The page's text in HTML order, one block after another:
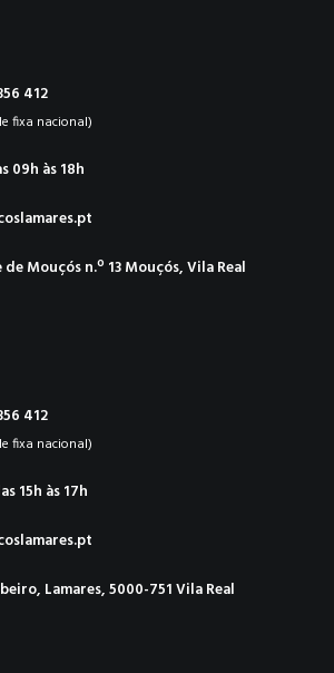
412
fixa nacional)
09h às 18h
Mouçós n.º 13 Mouçós, Vila Real
412
fixa nacional)
15h às 17h
Lamares, 5000-751 Vila Real